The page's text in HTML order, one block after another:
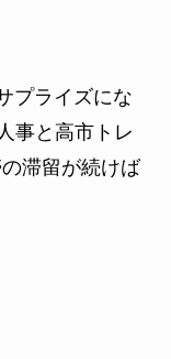
プライズにな
事と高市トレ
滞留が続けば